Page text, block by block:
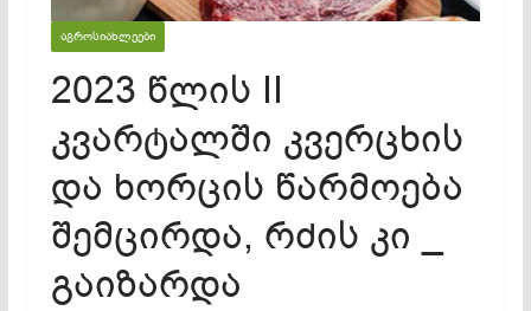
ᲐᲒᲠᲝᲡᲘᲐᲮᲚᲔᲔᲑᲘ
2023 წლის II
კვარტალში კვერცხის
და ხორცის წარმოება
შემცირდა, რძის კი _
გაიზარდა